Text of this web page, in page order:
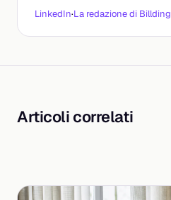
LinkedIn·La redazione di Billding
Articoli correlati